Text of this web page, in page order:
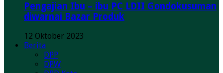
Pengajian Ibu – ibu PC LDII Gondokusuman
diwarnai Bazar Produk
12 Oktober 2023
Berita
DPP
DPW